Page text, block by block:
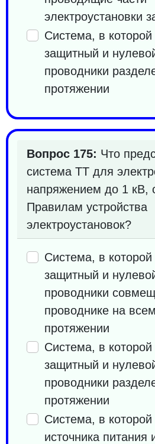
электроустановки
Система, в
защитный и
проводники
протяжении
Вопрос 175: Что
система TT для
напряжением до 1 кВ,
Правилам устройства
электроустановок?
Система, в
защитный и
проводники
проводнике на
протяжении
Система, в
защитный и
проводники
протяжении
Система, в которой
источника питания